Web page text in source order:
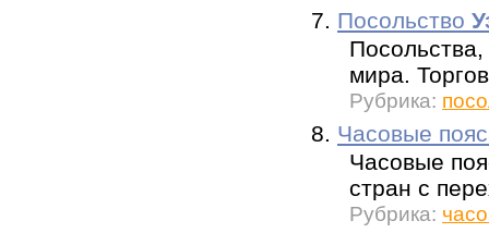
7. Посольство
Посольства,
мира.
Рубрика:
8. Часовые
Часовые
стран с
Рубрика: